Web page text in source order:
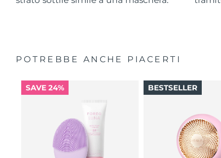
POTREBBE ANCHE PIACERTI
SAVE 24% BESTSELLER